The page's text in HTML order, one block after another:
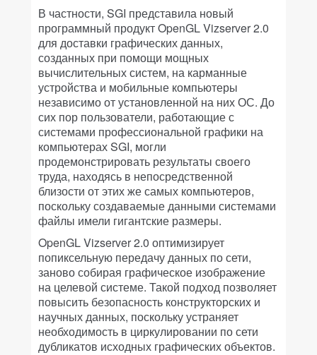
В частности, SGI представила новый
программный продукт OpenGL Vizserver 2.0
для доставки графических данных,
созданных при помощи мощных
вычислительных систем, на карманные
устройства и мобильные компьютеры
независимо от установленной на них ОС. До
сих пор пользователи, работающие с
системами профессиональной графики на
компьютерах SGI, могли
продемонстрировать результаты своего
труда, находясь в непосредственной
близости от этих же самых компьютеров,
поскольку создаваемые данными системами
файлы имели гигантские размеры.
OpenGL Vizserver 2.0 оптимизирует
попиксельную передачу данных по сети,
заново собирая графическое изображение
на целевой системе. Такой подход позволяет
повысить безопасность конструкторских и
научных данных, поскольку устраняет
необходимость в циркулировании по сети
дубликатов исходных графических объектов.